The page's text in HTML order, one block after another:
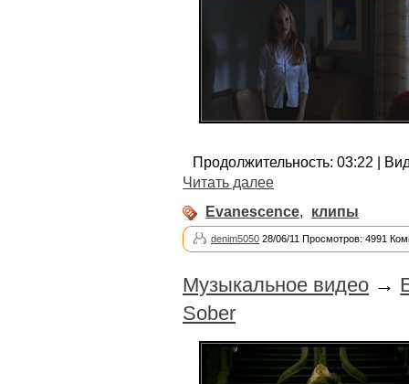
Продолжительность: 03:22 |
Читать далее
Evanescence, клипы
denim5050 28/06/11 Просмотров: 4991
Музыкальное видео →
Sober